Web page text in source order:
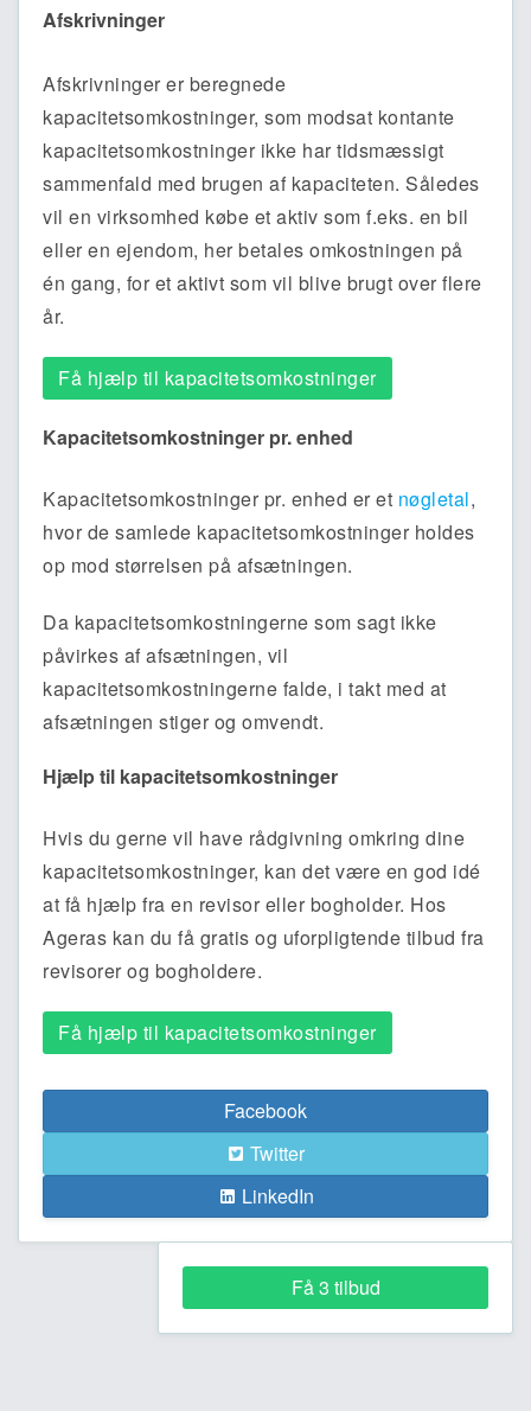
Afskrivninger
Afskrivninger er beregnede
kapacitetsomkostninger, som modsat kontante
kapacitetsomkostninger ikke har tidsmæssigt
sammenfald med brugen af kapaciteten. Således
vil en virksomhed købe et aktiv som f.eks. en bil
eller en ejendom, her betales omkostningen på
én gang, for et aktivt som vil blive brugt over flere
år.
Få hjælp til kapacitetsomkostninger
Kapacitetsomkostninger pr. enhed
Kapacitetsomkostninger pr. enhed er et nøgletal,
hvor de samlede kapacitetsomkostninger holdes
op mod størrelsen på afsætningen.
Da kapacitetsomkostningerne som sagt ikke
påvirkes af afsætningen, vil
kapacitetsomkostningerne falde, i takt med at
afsætningen stiger og omvendt.
Hjælp til kapacitetsomkostninger
Hvis du gerne vil have rådgivning omkring dine
kapacitetsomkostninger, kan det være en god idé
at få hjælp fra en revisor eller bogholder. Hos
Ageras kan du få gratis og uforpligtende tilbud fra
revisorer og bogholdere.
Få hjælp til kapacitetsomkostninger
Facebook
Twitter
LinkedIn
Få 3 tilbud